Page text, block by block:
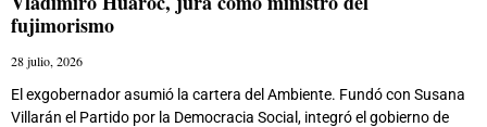
fujimorismo
28 julio, 2026
El exgobernador asumió la cartera del Ambiente. Fundó con Susana
Villarán el Partido por la Democracia Social, integró el gobierno de